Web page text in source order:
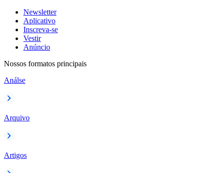
Newsletter
Aplicativo
Inscreva-se
Vestir
Anúncio
Nossos formatos principais
Análse
Arquivo
Artigos